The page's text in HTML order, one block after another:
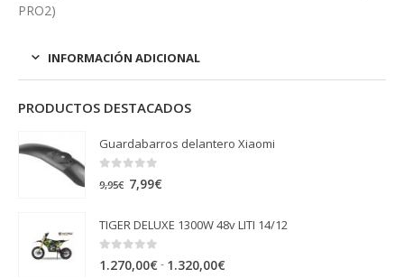
PRO2)
INFORMACIÓN ADICIONAL
PRODUCTOS DESTACADOS
Guardabarros delantero Xiaomi
out of 5
9,95€ El
original
era:
9,95€.
7,99€
actual
7,99€.
TIGER DELUXE 1300W 48v LITI 14/12
0 out of 5
1.270,00€ - 1.320,00€